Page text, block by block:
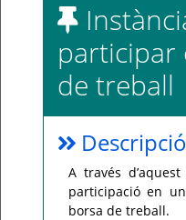
participar
de treball
Descripció
A través
participació en
borsa de treball.